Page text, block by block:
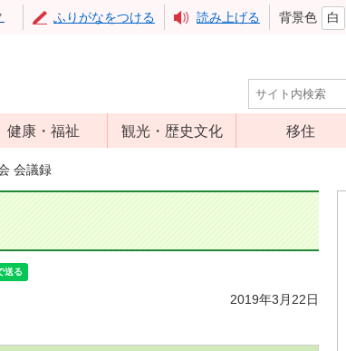
ふりがなをつける 読み上げる 背景色 白
健康・福祉
児童福祉
高齢者福祉
障害福祉
保健・医療
予防接種
観光・歴史文化
アップルミュー
移住
会議録
2019年3月22日